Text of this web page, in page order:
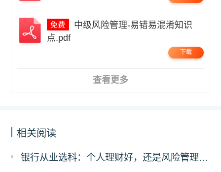
点.pdf
下载
查看更多
相关阅读
银行从业选科：个人理财好，还是风险管理更有前途？